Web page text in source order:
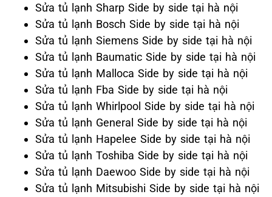
Sửa tủ lạnh Sharp Side by side tại hà nội
Sửa tủ lạnh Bosch Side by side tại hà nội
Sửa tủ lạnh Siemens Side by side tại hà nội
Sửa tủ lạnh Baumatic Side by side tại hà nội
Sửa tủ lạnh Malloca Side by side tại hà nội
Sửa tủ lạnh Fba Side by side tại hà nội
Sửa tủ lạnh Whirlpool Side by side tại hà nội
Sửa tủ lạnh General Side by side tại hà nội
Sửa tủ lạnh Hapelee Side by side tại hà nội
Sửa tủ lạnh Toshiba Side by side tại hà nội
Sửa tủ lạnh Daewoo Side by side tại hà nội
Sửa tủ lạnh Mitsubishi Side by side tại hà nội